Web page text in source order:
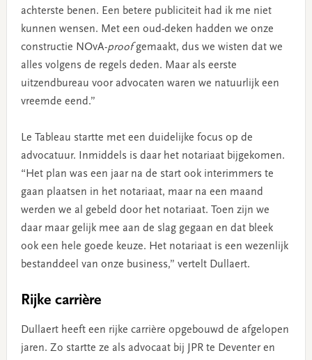
achterste benen. Een betere publiciteit had ik me niet
kunnen wensen. Met een oud-deken hadden we onze
constructie NOvA-proofgemaakt, dus we wisten dat we
alles volgens de regels deden. Maar als eerste
uitzendbureau voor advocaten waren we natuurlijk een
vreemde eend.”
Le Tableau startte met een duidelijke focus op de
advocatuur. Inmiddels is daar het notariaat bijgekomen.
“Het plan was een jaar na de start ook interimmers te
gaan plaatsen in het notariaat, maar na een maand
werden we al gebeld door het notariaat. Toen zijn we
daar maar gelijk mee aan de slag gegaan en dat bleek
ook een hele goede keuze. Het notariaat is een wezenlijk
bestanddeel van onze business,” vertelt Dullaert.
Rijke carrière
Dullaert heeft een rijke carrière opgebouwd de afgelopen
jaren. Zo startte ze als advocaat bij JPR te Deventer en